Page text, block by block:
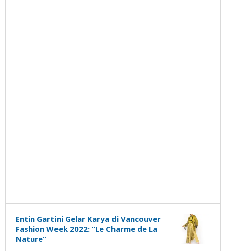
Entin Gartini Gelar Karya di Vancouver
Fashion Week 2022: “Le Charme de La
Nature”